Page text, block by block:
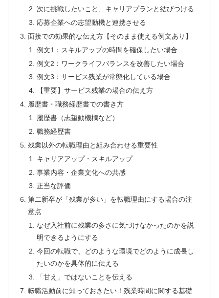
次に挑戦したいこと、キャリアプランと結びつける
応募企業への志望動機と連携させる
面接での効果的な伝え方【そのまま使える例文あり】
例文1：スキルアップの時間を確保したい場合
例文2：ワークライフバランスを改善したい場合
例文3：サービス残業が常態化している場合
【重要】サービス残業の場合の伝え方
履歴書・職務経歴書での書き方
履歴書（志望動機欄など）
職務経歴書
残業以外の転職理由と組み合わせる重要性
キャリアアップ・スキルアップ
事業内容・企業文化への共感
正当な評価
第二新卒が「残業が多い」を転職理由にする場合の注
意点
なぜ入社前に残業の多さに気づけなかったのかを説
明できるようにする
今回の転職で、どのような環境でどのように成長し
たいのかを具体的に伝える
「甘え」ではないことを伝える
転職活動前に知っておきたい！残業時間に関する基礎